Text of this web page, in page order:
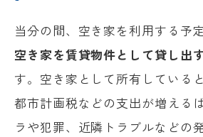
当分の間、空き家を利用する予
空き家を賃貸物件として貸し出
す。空き家として所有している
都市計画税などの支出が増える
ラや犯罪、近隣トラブルなどの